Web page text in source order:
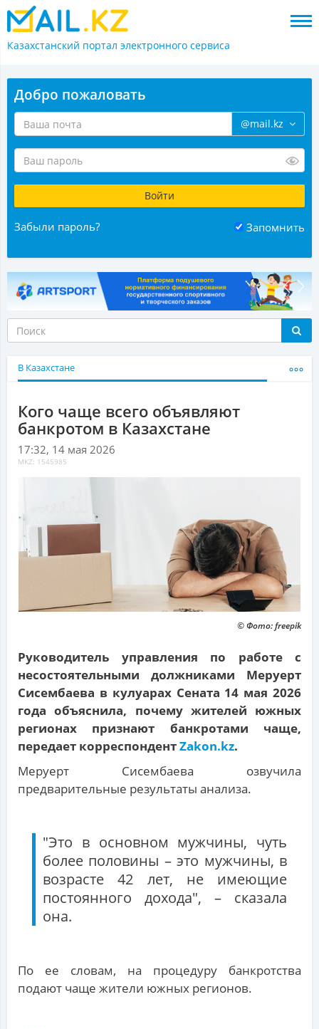
Казахстанский портал электронного сервиса
Добро пожаловать
@mail.kz
Забыли пароль? Запомнить
В Казахстане
Кого чаще всего объявляют
банкротом в Казахстане
17:32, 14 мая 2026
MKZ: 1545985
© Фото: freepik
Руководитель управления по работе с
несостоятельными должниками Меруерт
Сисембаева в кулуарах Сената 14 мая 2026
года объяснила, почему жителей южных
регионах признают банкротами чаще,
передает корреспондентZakon.kz.
Меруерт Сисембаева озвучила
предварительные результаты анализа.
"Это в основном мужчины, чуть
более половины – это мужчины, в
возрасте 42 лет, не имеющие
постоянного дохода", – сказала
она.
По ее словам, на процедуру банкротства
подают чаще жители южных регионов.